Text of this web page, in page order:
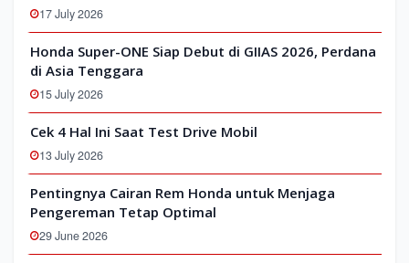
17 July 2026
Honda Super-ONE Siap Debut di GIIAS 2026, Perdana
di Asia Tenggara
15 July 2026
Cek 4 Hal Ini Saat Test Drive Mobil
13 July 2026
Pentingnya Cairan Rem Honda untuk Menjaga
Pengereman Tetap Optimal
29 June 2026